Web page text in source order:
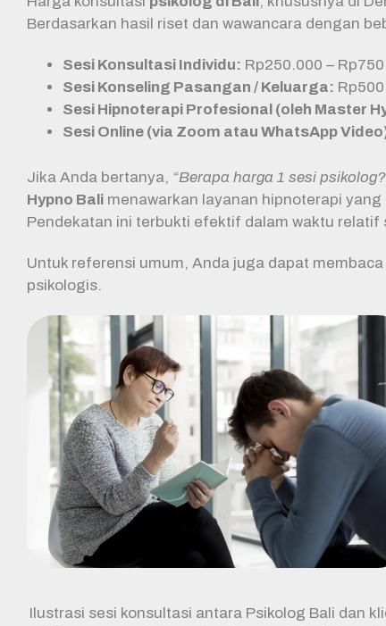
Berdasarkan hasil riset dan wawancara dengan
Sesi Konsultasi Individu: Rp250.000 –
Sesi Konseling Pasangan / Keluarga:
Sesi Hipnoterapi Profesional (oleh Master
Sesi Online (via Zoom atau WhatsApp
Jika Anda bertanya, “Berapa harga 1 sesi
Hypno Bali menawarkan layanan hipnoterapi
Pendekatan ini terbukti efektif dalam waktu relatif
Untuk referensi umum, Anda juga dapat
psikologis.
Ilustrasi sesi konsultasi antara Psikolog Bali dan